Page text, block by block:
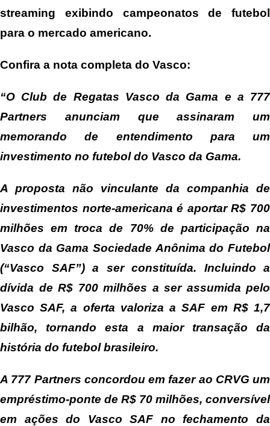
streaming exibindo campeonatos de futebol
para o mercado americano.
Confira a nota completa do Vasco:
“O Club de Regatas Vasco da Gama e a 777
Partners anunciam que assinaram um
memorando de entendimento para um
investimento no futebol do Vasco da Gama.
A proposta não vinculante da companhia de
investimentos norte-americana é aportar R$ 700
milhões em troca de 70% de participação na
Vasco da Gama Sociedade Anônima do Futebol
(“Vasco SAF”) a ser constituída. Incluindo a
dívida de R$ 700 milhões a ser assumida pelo
Vasco SAF, a oferta valoriza a SAF em R$ 1,7
bilhão, tornando esta a maior transação da
história do futebol brasileiro.
A 777 Partners concordou em fazer ao CRVG um
empréstimo-ponte de R$ 70 milhões, conversível
em ações do Vasco SAF no fechamento da